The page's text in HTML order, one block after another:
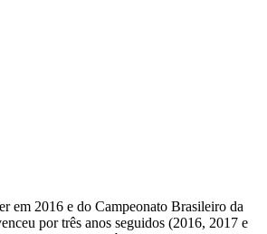
em 2016 e do Campeonato Brasileiro da
por três anos seguidos (2016, 2017 e